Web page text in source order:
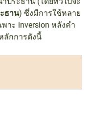
ธาน) ซึ่งมีการใช้หลาย
าะ inversion หลังคำ
ลักการดังนี้